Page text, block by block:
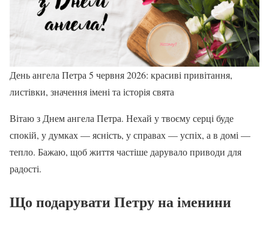
День ангела Петра 5 червня 2026: красиві привітання,
листівки, значення імені та історія свята
Вітаю з Днем ангела Петра. Нехай у твоєму серці буде
спокій, у думках — ясність, у справах — успіх, а в домі —
тепло. Бажаю, щоб життя частіше дарувало приводи для
радості.
Що подарувати Петру на іменини